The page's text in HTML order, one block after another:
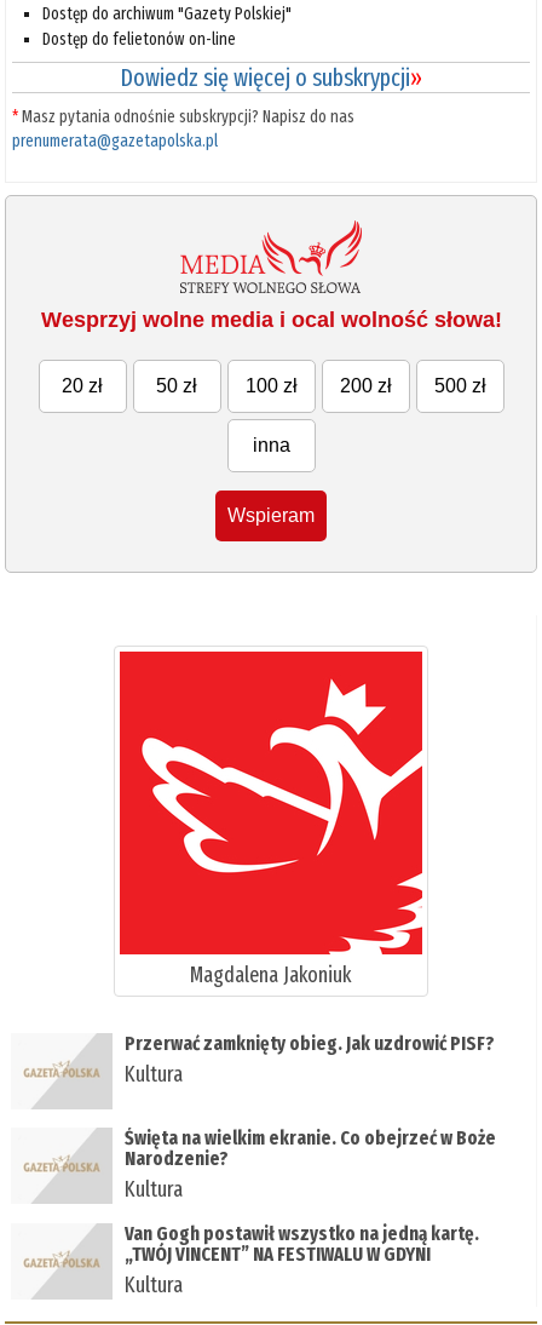
Dostęp do archiwum "Gazety Polskiej"
Dostęp do felietonów on-line
Dowiedz się więcej o subskrypcji»
*Masz pytania odnośnie subskrypcji? Napisz do nas
prenumerata@gazetapolska.pl
Wesprzyj wolne media i ocal wolność słowa!
20 zł 50 zł 100 zł 200 zł 500 zł
inna
Wspieram
Magdalena Jakoniuk
Przerwać zamknięty obieg. Jak uzdrowić PISF?
Kultura
Święta na wielkim ekranie. Co obejrzeć w Boże
Narodzenie?
Kultura
Van Gogh postawił wszystko na jedną kartę.
„TWÓJ VINCENT” NA FESTIWALU W GDYNI
Kultura